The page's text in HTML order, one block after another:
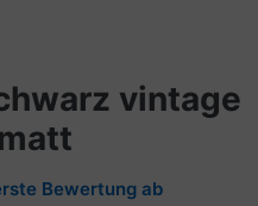
vintage
Bewertung ab